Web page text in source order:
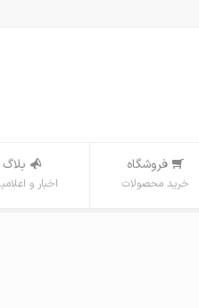
فروشگاه
خرید محصولات
بلاگ
اخبار و